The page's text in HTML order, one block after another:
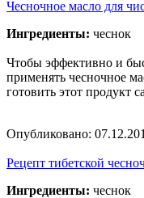
Чесночное масло для
Ингредиенты: чеснок
Чтобы эффективно и
применять чесночное
готовить этот продукт
Опубликовано:
Рецепт тибетской
Ингредиенты: чеснок